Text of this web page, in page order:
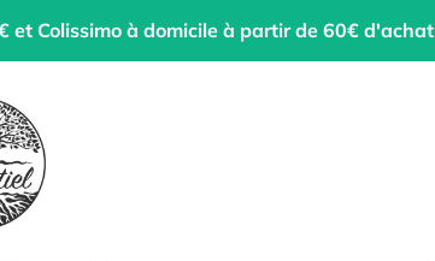
Colissimo à domicile à partir de 60€ d'achat